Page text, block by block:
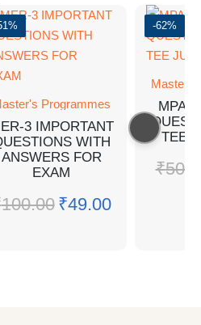
Master's Programmes
MPA-11 SOLVED
QUESTION PAPER
TEE JUNE 2022
₹50.00 ₹